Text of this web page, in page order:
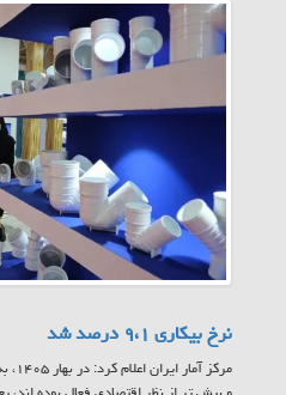
نرخ بیکاری ۹،۱ درصد شد